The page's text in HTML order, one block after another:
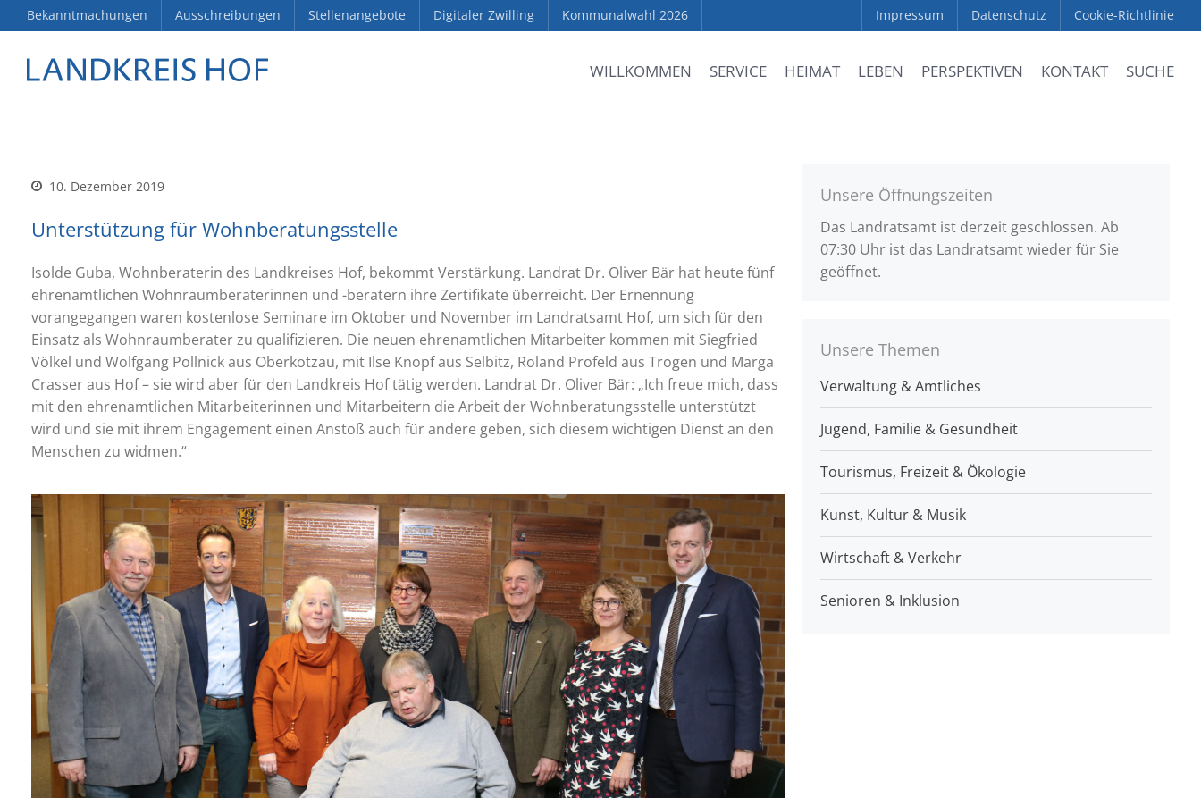
Bekanntmachungen Ausschreibungen Stellenangebote Digitaler Zwilling Kommunalwahl 2026 Impressum Datenschutz Cookie-Richtlinie
WILLKOMMEN SERVICE HEIMAT LEBEN PERSPEKTIVEN KONTAKT SUCHE
10. Dezember 2019
Unterstützung für Wohnberatungsstelle
Isolde Guba, Wohnberaterin des Landkreises Hof, bekommt Verstärkung. Landrat Dr. Oliver Bär hat heute fünf
ehrenamtlichen Wohnraumberaterinnen und -beratern ihre Zertifikate überreicht. Der Ernennung
vorangegangen waren kostenlose Seminare im Oktober und November im Landratsamt Hof, um sich für den
Einsatz als Wohnraumberater zu qualifizieren. Die neuen ehrenamtlichen Mitarbeiter kommen mit Siegfried
Völkel und Wolfgang Pollnick aus Oberkotzau, mit Ilse Knopf aus Selbitz, Roland Profeld aus Trogen und Marga
Crasser aus Hof – sie wird aber für den Landkreis Hof tätig werden. Landrat Dr. Oliver Bär: „Ich freue mich, dass
mit den ehrenamtlichen Mitarbeiterinnen und Mitarbeitern die Arbeit der Wohnberatungsstelle unterstützt
wird und sie mit ihrem Engagement einen Anstoß auch für andere geben, sich diesem wichtigen Dienst an den
Menschen zu widmen.“
Unsere Öffnungszeiten
Das Landratsamt ist derzeit geschlossen. Ab
07:30 Uhr ist das Landratsamt wieder für Sie
geöffnet.
Unsere Themen
Verwaltung & Amtliches
Jugend, Familie & Gesundheit
Tourismus, Freizeit & Ökologie
Kunst, Kultur & Musik
Wirtschaft & Verkehr
Senioren & Inklusion